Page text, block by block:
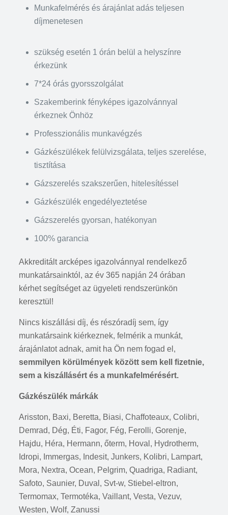
Munkafelmérés és árajánlat adás teljesen
díjmenetesen
szükség esetén 1 órán belül a helyszínre
érkezünk
7*24 órás gyorsszolgálat
Szakemberink fényképes igazolvánnyal
érkeznek Önhöz
Professzionális munkavégzés
Gázkészülékek felülvizsgálata, teljes szerelése,
tisztítása
Gázszerelés szakszerűen, hitelesítéssel
Gázkészülék engedélyeztetése
Gázszerelés gyorsan, hatékonyan
100% garancia
Akkreditált arcképes igazolvánnyal rendelkező
munkatársainktól, az év 365 napján 24 órában
kérhet segítséget az ügyeleti rendszerünkön
keresztül!
Nincs kiszállási díj, és részóradíj sem, így
munkatársaink kiérkeznek, felmérik a munkát,
árajánlatot adnak, amit ha Ön nem fogad el,
semmilyen körülmények között sem kell fizetnie,
sem a kiszállásért és a munkafelmérésért.
Gázkészülék márkák
Arisston, Baxi, Beretta, Biasi, Chaffoteaux, Colibri,
Demrad, Dég, Éti, Fagor, Fég, Ferolli, Gorenje,
Hajdu, Héra, Hermann, őterm, Hoval, Hydrotherm,
Idropi, Immergas, Indesit, Junkers, Kolibri, Lampart,
Mora, Nextra, Ocean, Pelgrim, Quadriga, Radiant,
Safoto, Saunier, Duval, Svt-w, Stiebel-eltron,
Termomax, Termotéka, Vaillant, Vesta, Vezuv,
Westen, Wolf, Zanussi